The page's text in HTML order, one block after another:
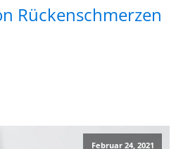
Rückenschmerzen
Februar 24, 2021